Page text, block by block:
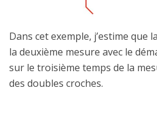
Dans cet exemple, j’estime que
la deuxième mesure avec le
sur le troisième temps de la
des doubles croches.